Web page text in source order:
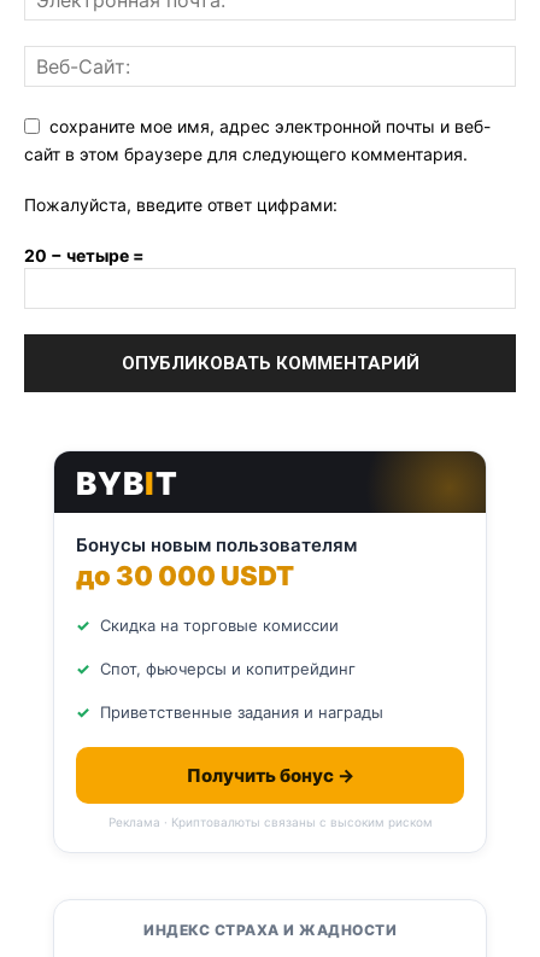
сохраните мое имя, адрес электронной почты и веб-
сайт в этом браузере для следующего комментария.
Пожалуйста, введите ответ цифрами:
20 − четыре =
BYBIT
Бонусы новым пользователям
до 30 000 USDT
Скидка на торговые комиссии
Спот, фьючерсы и копитрейдинг
Приветственные задания и награды
Получить бонус →
Реклама · Криптовалюты связаны с высоким риском
ИНДЕКС СТРАХА И ЖАДНОСТИ